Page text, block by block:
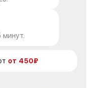
минут.
от 450₽